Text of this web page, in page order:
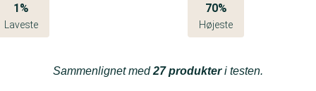
1%
Laveste
70%
Højeste
Sammenlignet med27 produkteri testen.